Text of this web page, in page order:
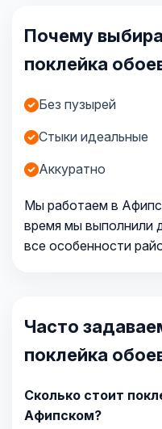
Почему
поклейка
Без пузырей
Стыки идеальные
Аккуратно
Мы работаем в
время мы выполнили
все особенности
Часто
поклейка
Сколько стоит
Афипском?